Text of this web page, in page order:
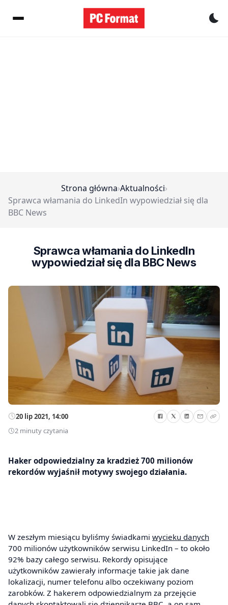
Strona główna›Aktualności›
Sprawca włamania do LinkedIn wypowiedział się dla
BBC News
Sprawca włamania do LinkedIn
wypowiedział się dla BBC News
20 lip 2021, 14:00
2 minuty czytania
Haker odpowiedzialny za kradzież 700 milionów
rekordów wyjaśnił motywy swojego działania.
W zeszłym miesiącu byliśmy świadkami wycieku danych
700 milionów użytkowników serwisu LinkedIn – to około
92% bazy całego serwisu. Rekordy opisujące
użytkowników zawierały informacje takie jak dane
lokalizacji, numer telefonu albo oczekiwany poziom
zarobków. Z hakerem odpowiedzialnym za przejęcie